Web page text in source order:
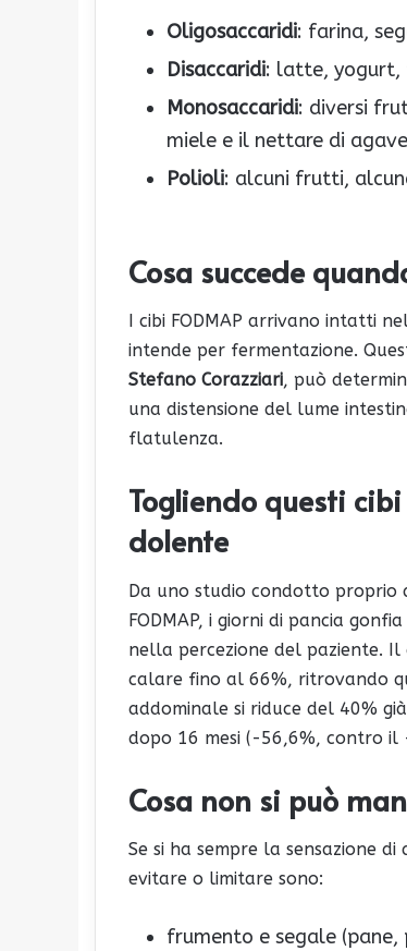
Oligosaccaridi: farina,
Disaccaridi: latte, yogurt,
Monosaccaridi: diversi
miele e il nettare di agave
Polioli: alcuni frutti,
Cosa succede
I cibi FODMAP arrivano intatti
intende per fermentazione.
Stefano Corazziari, può
una distensione del lume
flatulenza.
Togliendo questi
dolente
Da uno studio condotto proprio
FODMAP, i giorni di pancia
nella percezione del paziente. Il
calare fino al 66%, ritrovando
addominale si riduce del 40%
dopo 16 mesi (-56,6%, contro
Cosa non si può
Se si ha sempre la sensazione
evitare o limitare sono:
frumento e segale (pane,